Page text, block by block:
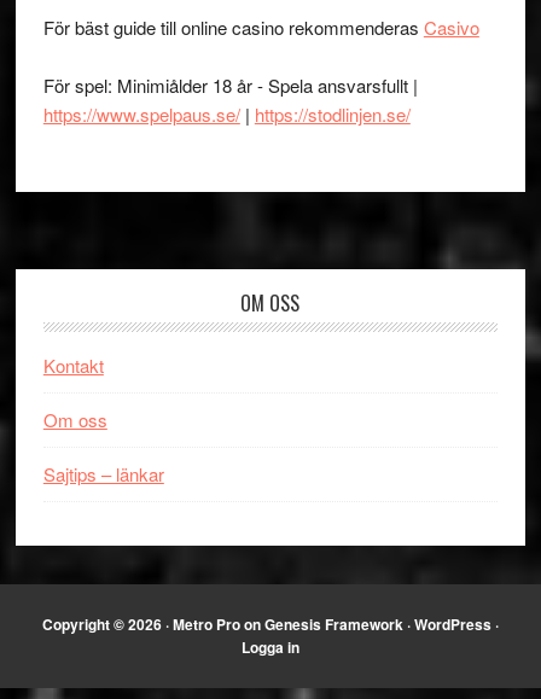
För bäst guide till online casino rekommenderas Casivo
För spel: Minimiålder 18 år - Spela ansvarsfullt |
https://www.spelpaus.se/| https://stodlinjen.se/
OM OSS
Kontakt
Om oss
Sajtips – länkar
Copyright © 2026 ·Metro ProonGenesis Framework ·WordPress ·
Logga in